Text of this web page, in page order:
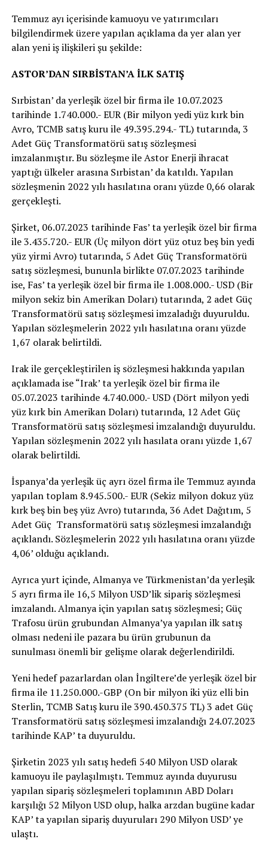
Temmuz ayı içerisinde kamuoyu ve yatırımcıları
bilgilendirmek üzere yapılan açıklama da yer alan yer
alan yeni iş ilişkileri şu şekilde:
ASTOR’DAN SIRBİSTAN’A İLK SATIŞ
Sırbistan’ da yerleşik özel bir firma ile 10.07.2023
tarihinde 1.740.000.- EUR (Bir milyon yedi yüz kırk bin
Avro, TCMB satış kuru ile 49.395.294.- TL) tutarında, 3
Adet Güç Transformatörü satış sözleşmesi
imzalanmıştır. Bu sözleşme ile Astor Enerji ihracat
yaptığı ülkeler arasına Sırbistan’ da katıldı. Yapılan
sözleşmenin 2022 yılı hasılatına oranı yüzde 0,66 olarak
gerçekleşti.
Şirket, 06.07.2023 tarihinde Fas’ ta yerleşik özel bir firma
ile 3.435.720.- EUR (Üç milyon dört yüz otuz beş bin yedi
yüz yirmi Avro) tutarında, 5 Adet Güç Transformatörü
satış sözleşmesi, bununla birlikte 07.07.2023 tarihinde
ise, Fas’ ta yerleşik özel bir firma ile 1.008.000.- USD (Bir
milyon sekiz bin Amerikan Doları) tutarında, 2 adet Güç
Transformatörü satış sözleşmesi imzaladığı duyuruldu.
Yapılan sözleşmelerin 2022 yılı hasılatına oranı yüzde
1,67 olarak belirtildi.
Irak ile gerçekleştirilen iş sözleşmesi hakkında yapılan
açıklamada ise “Irak’ ta yerleşik özel bir firma ile
05.07.2023 tarihinde 4.740.000.- USD (Dört milyon yedi
yüz kırk bin Amerikan Doları) tutarında, 12 Adet Güç
Transformatörü satış sözleşmesi imzalandığı duyuruldu.
Yapılan sözleşmenin 2022 yılı hasılata oranı yüzde 1,67
olarak belirtildi.
İspanya’da yerleşik üç ayrı özel firma ile Temmuz ayında
yapılan toplam 8.945.500.- EUR (Sekiz milyon dokuz yüz
kırk beş bin beş yüz Avro) tutarında, 36 Adet Dağıtım, 5
Adet Güç Transformatörü satış sözleşmesi imzalandığı
açıklandı. Sözleşmelerin 2022 yılı hasılatına oranı yüzde
4,06’ olduğu açıklandı.
Ayrıca yurt içinde, Almanya ve Türkmenistan’da yerleşik
5 ayrı firma ile 16,5 Milyon USD’lik sipariş sözleşmesi
imzalandı. Almanya için yapılan satış sözleşmesi; Güç
Trafosu ürün grubundan Almanya’ya yapılan ilk satış
olması nedeni ile pazara bu ürün grubunun da
sunulması önemli bir gelişme olarak değerlendirildi.
Yeni hedef pazarlardan olan İngiltere’de yerleşik özel bir
firma ile 11.250.000.-GBP (On bir milyon iki yüz elli bin
Sterlin, TCMB Satış kuru ile 390.450.375 TL) 3 adet Güç
Transformatörü satış sözleşmesi imzalandığı 24.07.2023
tarihinde KAP’ ta duyuruldu.
Şirketin 2023 yılı satış hedefi 540 Milyon USD olarak
kamuoyu ile paylaşılmıştı. Temmuz ayında duyurusu
yapılan sipariş sözleşmeleri toplamının ABD Doları
karşılığı 52 Milyon USD olup, halka arzdan bugüne kadar
KAP’ ta yapılan sipariş duyuruları 290 Milyon USD’ ye
ulaştı.